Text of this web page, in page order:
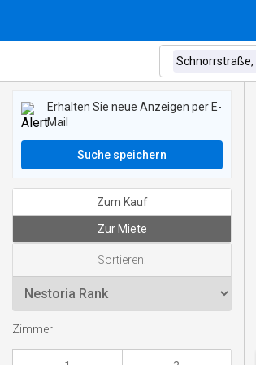
Erhalten Sie neue Anzeigen per E-
Mail
Suche speichern
Zum Kauf
Zur Miete
Sortieren:
Zimmer